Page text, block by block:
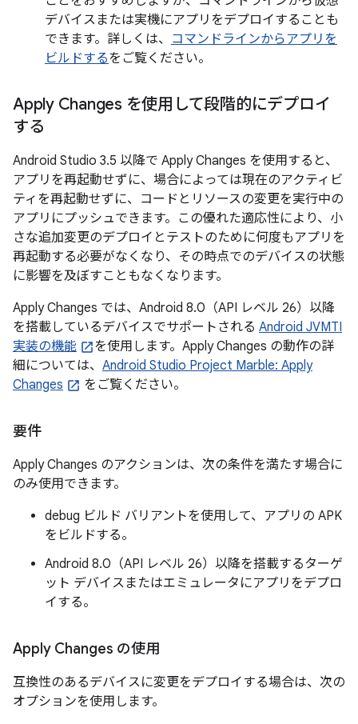
デバイスまたは実機にアプリをデプロイすることも
できます。詳しくは、 コマンドラインからアプリを
ビルドするをご覧ください。
Apply Changes を使用して段階的にデプロイ
する
Android Studio 3.5 以降で Apply Changes を使用すると、
アプリを再起動せずに、場合によっては現在のアクティビ
ティを再起動せずに、コードとリソースの変更を実行中の
アプリにプッシュできます。この優れた適応性により、小
さな追加変更のデプロイとテストのために何度もアプリを
再起動する必要がなくなり、その時点でのデバイスの状態
に影響を及ぼすこともなくなります。
Apply Changes では、Android 8.0（API レベル 26）以降
を搭載しているデバイスでサポートされる Android JVMTI
実装の機能
を使用します。Apply Changes の動作の詳
細については、 Android Studio Project Marble: Apply
Changes
をご覧ください。
要件
Apply Changes のアクションは、次の条件を満たす場合に
のみ使用できます。
debug ビルド バリアントを使用して、アプリの APK
をビルドする。
Android 8.0（API レベル 26）以降を搭載するターゲ
ット デバイスまたはエミュレータにアプリをデプロ
イする。
Apply Changes の使用
互換性のあるデバイスに変更をデプロイする場合は、次の
オプションを使用します。